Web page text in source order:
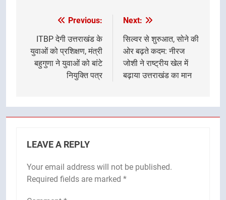
navigation
Previous:
ITBP देगी उत्तराखंड के
युवाओं को प्रशिक्षण, मंत्री
बहुगुणा ने युवाओं को बांटे
नियुक्ति पत्र
Next:
सिल्वर से शुरुआत, सोने की
ओर बढ़ते कदम: नीरज
जोशी ने राष्ट्रीय खेल में
बढ़ाया उत्तराखंड का मान
LEAVE A REPLY
Your email address will not be published.
Required fields are marked *